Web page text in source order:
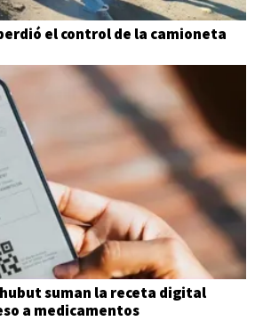
el control de la camioneta
suman la receta digital
a medicamentos